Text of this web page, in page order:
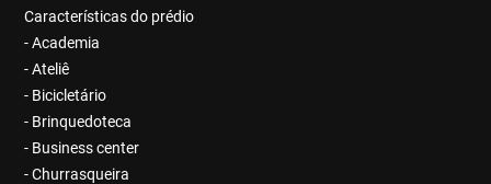
Características do prédio
- Academia
- Ateliê
- Bicicletário
- Brinquedoteca
- Business center
- Churrasqueira